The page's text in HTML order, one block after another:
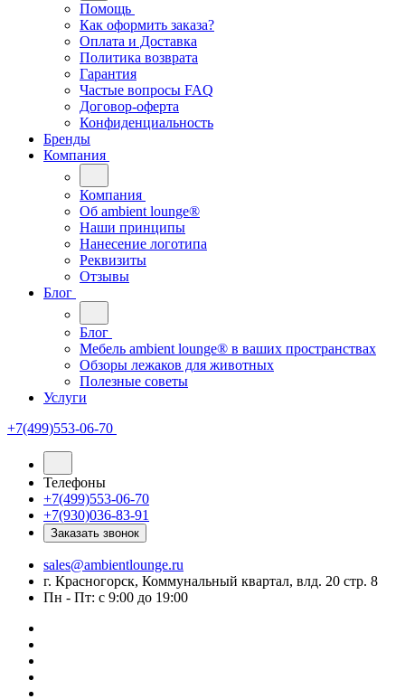
Помощь
Как оформить заказа?
Оплата и Доставка
Политика возврата
Гарантия
Частые вопросы FAQ
Договор-оферта
Конфиденциальность
Бренды
Компания
Компания
Oб ambient lounge®
Наши принципы
Нанесение логотипа
Реквизиты
Отзывы
Блог
Блог
Мебель ambient lounge® в ваших пространствах
Обзоры лежаков для животных
Полезные советы
Услуги
+7(499)553-06-70
Телефоны
+7(499)553-06-70
+7(930)036-83-91
Заказать звонок
sales@ambientlounge.ru
г. Красногорск, Коммунальный квартал, влд. 20 стр. 8
Пн - Пт: с 9:00 до 19:00